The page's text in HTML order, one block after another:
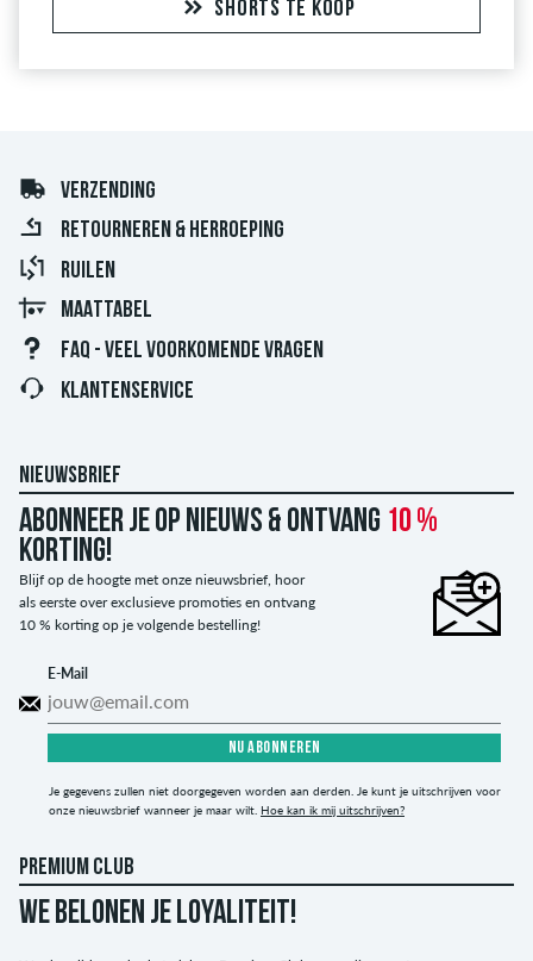
SHORTS TE KOOP
VERZENDING
RETOURNEREN & HERROEPING
RUILEN
MAATTABEL
FAQ - VEEL VOORKOMENDE VRAGEN
KLANTENSERVICE
NIEUWSBRIEF
Abonneer je op nieuws & ontvang 10 %
korting!
Blijf op de hoogte met onze nieuwsbrief, hoor
als eerste over exclusieve promoties en ontvang
10 % korting op je volgende bestelling!
E-Mail
NU ABONNEREN
Je gegevens zullen niet doorgegeven worden aan derden. Je kunt je uitschrijven voor
onze nieuwsbrief wanneer je maar wilt. Hoe kan ik mij uitschrijven?
PREMIUM CLUB
WE BELONEN JE LOYALITEIT!